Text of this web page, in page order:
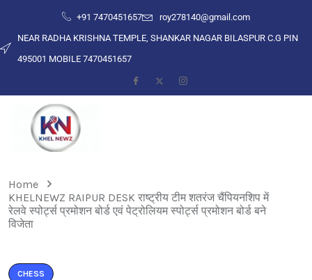
+91 7470451657
roy278140@gmail.com
NEAR RADHA KRISHNA TEMPLE, SHANKAR NAGAR BILASPUR C.G PIN
495001 MOBILE 7470451657
Home
KHELNEWZ RAIPUR DESK राष्ट्रीय टीम शतरंज चैंपियनशिप में
रेलवे स्पोर्ट्स प्रमोशन बोर्ड एवं पेट्रोलियम स्पोर्ट्स प्रमोशन बोर्ड बने
विजेता
CHESS